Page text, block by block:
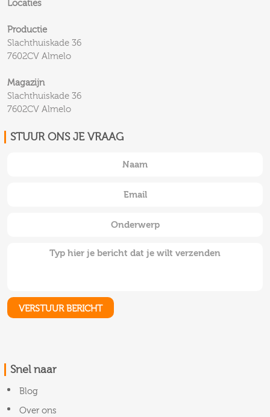
Locaties
Productie
Slachthuiskade 36
7602CV Almelo
Magazijn
Slachthuiskade 36
7602CV Almelo
STUUR ONS JE VRAAG
Snel naar
Blog
Over ons